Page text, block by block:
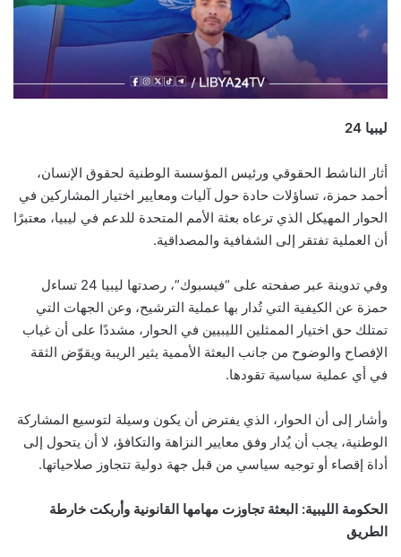
ليبيا 24
أثار الناشط الحقوقي ورئيس المؤسسة الوطنية لحقوق الإنسان،
أحمد حمزة، تساؤلات حادة حول آليات ومعايير اختيار المشاركين في
الحوار المهيكل الذي ترعاه بعثة الأمم المتحدة للدعم في ليبيا، معتبرًا
أن العملية تفتقر إلى الشفافية والمصداقية.
وفي تدوينة عبر صفحته على “فيسبوك”، رصدتها ليبيا 24 تساءل
حمزة عن الكيفية التي تُدار بها عملية الترشيح، وعن الجهات التي
تمتلك حق اختيار الممثلين الليبيين في الحوار، مشددًا على أن غياب
الإفصاح والوضوح من جانب البعثة الأممية يثير الريبة ويقوّض الثقة
في أي عملية سياسية تقودها.
وأشار إلى أن الحوار، الذي يفترض أن يكون وسيلة لتوسيع المشاركة
الوطنية، يجب أن يُدار وفق معايير النزاهة والتكافؤ، لا أن يتحول إلى
أداة إقصاء أو توجيه سياسي من قبل جهة دولية تتجاوز صلاحياتها.
الحكومة الليبية: البعثة تجاوزت مهامها القانونية وأربكت خارطة
الطريق